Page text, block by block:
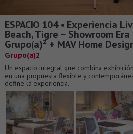
ESPACIO 104 • Experiencia
Beach, Tigre ~ Showroom
Grupo(a)² + MAV Home
Grupo(a)2
Un espacio integral que combina
en una propuesta flexible y
define la experiencia.